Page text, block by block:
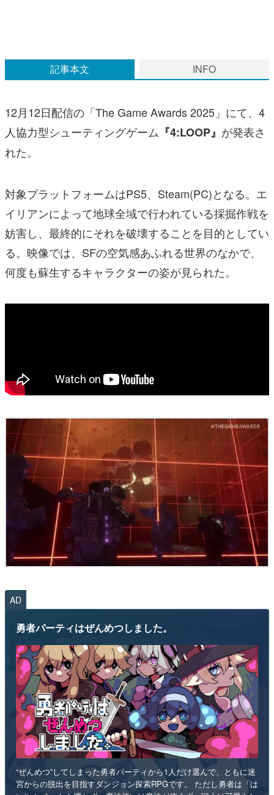
その他
運営：株式会社マレ
記事本文 INFO
12月12日配信の「The Game Awards 2025」にて、4
人協力型シューティングゲーム 『4:LOOP』 が発表さ
れた。
対象プラットフォームはPS5、Steam(PC)となる。エ
イリアンによって地球全域で行われている採掘作戦を
妨害し、最終的にそれを破壊することを目的としてい
る。映像では、SFの空気感あふれる世界のなかで、
何度も蘇生するキャラクターの姿が見られた。
AD
勇者パーティはぜんめつしました。
“ぜんめつ”してしまった勇者パーティから1人だけ選んで、ともに迷
宮からの脱出を目指すダンジョン探索RPGです。 ただし勇者は「は